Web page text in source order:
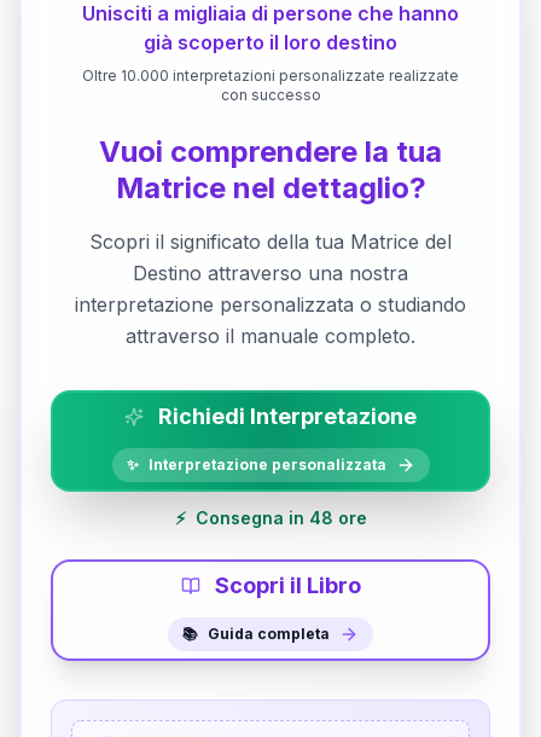
Unisciti a migliaia di persone che hanno
già scoperto il loro destino
Oltre 10.000 interpretazioni personalizzate realizzate
con successo
Vuoi comprendere la tua
Matrice nel dettaglio?
Scopri il significato della tua Matrice del
Destino attraverso una nostra
interpretazione personalizzata o studiando
attraverso il manuale completo.
Richiedi Interpretazione
✨ Interpretazione personalizzata
⚡ Consegna in 48 ore
Scopri il Libro
📚 Guida completa